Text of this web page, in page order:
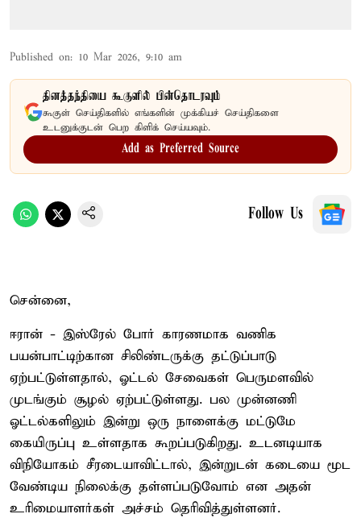
Published on: 10 Mar 2026, 9:10 am
தினத்தந்தியை கூகுளில் பின்தொடரவும்
கூகுள் செய்திகளில் எங்களின் முக்கியச் செய்திகளை
உடனுக்குடன் பெற கிளிக் செய்யவும்.
Add as Preferred Source
Follow Us
சென்னை,
ஈரான் - இஸ்ரேல் போர் காரணமாக வணிக
பயன்பாட்டிற்கான சிலிண்டருக்கு தட்டுப்பாடு
ஏற்பட்டுள்ளதால், ஓட்டல் சேவைகள் பெருமளவில்
முடங்கும் சூழல் ஏற்பட்டுள்ளது. பல முன்னணி
ஓட்டல்களிலும் இன்று ஒரு நாளைக்கு மட்டுமே
கையிருப்பு உள்ளதாக கூறப்படுகிறது. உடனடியாக
விநியோகம் சீரடையாவிட்டால், இன்றுடன் கடையை மூட
வேண்டிய நிலைக்கு தள்ளப்படுவோம் என அதன்
உரிமையாளர்கள் அச்சம் தெரிவித்துள்ளனர்.